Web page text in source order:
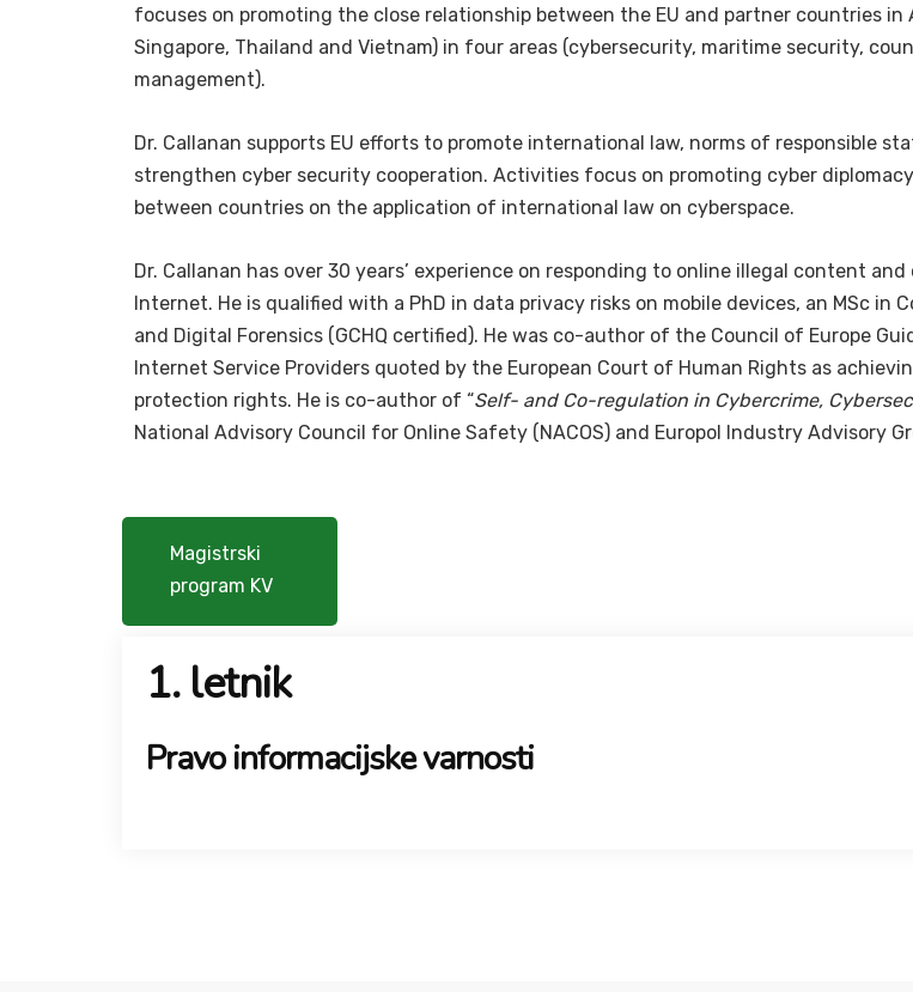
focuses on promoting the close relationship between the EU and partner countries in
Singapore, Thailand and Vietnam) in four areas (cybersecurity, maritime security,
management).
Dr. Callanan supports EU efforts to promote international law, norms of responsible
strengthen cyber security cooperation. Activities focus on promoting cyber
between countries on the application of international law on cyberspace.
Dr. Callanan has over 30 years’ experience on responding to online illegal content
Internet. He is qualified with a PhD in data privacy risks on mobile devices, an MSc in
and Digital Forensics (GCHQ certified). He was co-author of the Council of Europe
Internet Service Providers quoted by the European Court of Human Rights as
protection rights. He is co-author of “Self- and Co-regulation in Cybercrime,
National Advisory Council for Online Safety (NACOS) and Europol Industry Advisory
Magistrski
program KV
1. letnik
Pravo informacijske varnosti